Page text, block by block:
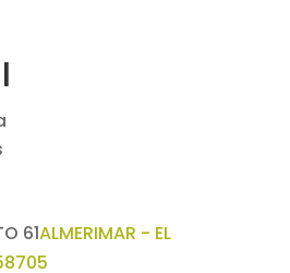
61ALMERIMAR - EL